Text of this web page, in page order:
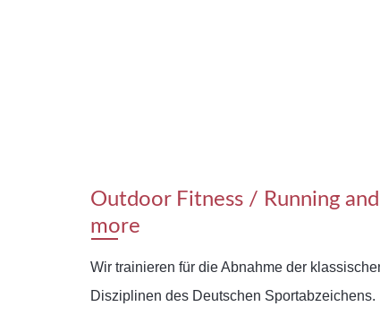
Outdoor Fitness / Running and
more
Wir trainieren für die Abnahme der
Disziplinen des Deutschen Sportabzeichens.